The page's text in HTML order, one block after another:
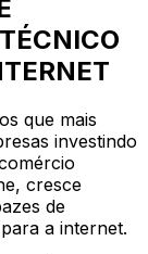
que mais
investindo
cresce
de
a internet.